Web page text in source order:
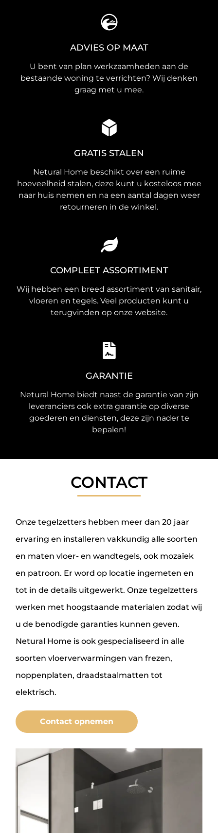
ADVIES OP MAAT
U bent van plan werkzaamheden aan de
bestaande woning te verrichten? Wij denken
graag met u mee.
GRATIS STALEN
Netural Home beschikt over een ruime
hoeveelheid stalen, deze kunt u kosteloos mee
naar huis nemen en na een aantal dagen weer
retourneren in de winkel.
COMPLEET ASSORTIMENT
Wij hebben een breed assortiment van sanitair,
vloeren en tegels. Veel producten kunt u
terugvinden op onze website.
GARANTIE
Netural Home biedt naast de garantie van zijn
leveranciers ook extra garantie op diverse
goederen en diensten, deze zijn nader te
bepalen!
CONTACT
Onze tegelzetters hebben meer dan 20 jaar
ervaring en installeren vakkundig alle soorten
en maten vloer- en wandtegels, ook mozaïek
en patroon. Er word op locatie ingemeten en
tot in de details uitgewerkt. Onze tegelzetters
werken met hoogstaande materialen zodat wij
u de benodigde garanties kunnen geven.
Netural Home is ook gespecialiseerd in alle
soorten vloerverwarmingen van frezen,
noppenplaten, draadstaalmatten tot
elektrisch.
Contact opnemen